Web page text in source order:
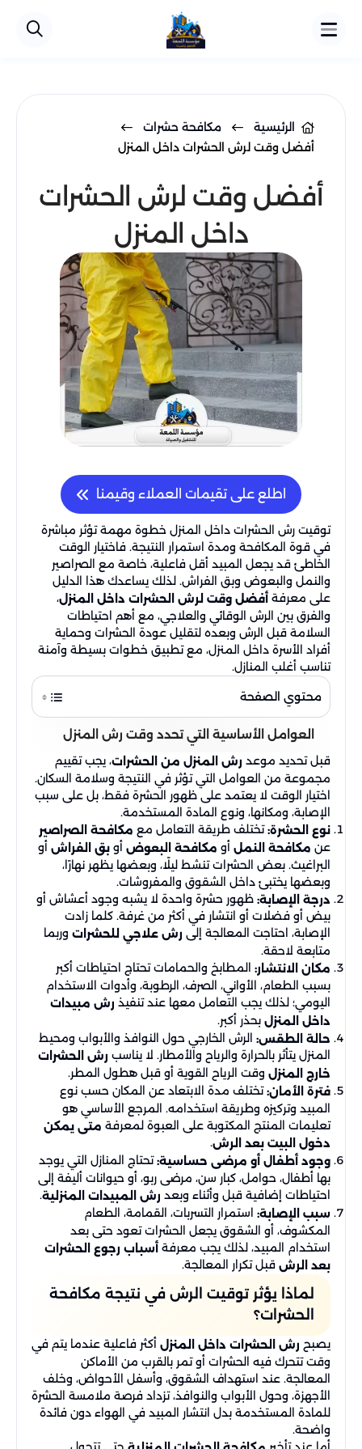
الرئيسية
مكافحة حشرات
أفضل وقت لرش الحشرات داخل المنزل
أفضل وقت لرش الحشرات
داخل المنزل
اطلع على تقيمات العملاء وقيمنا
توقيت رش الحشرات داخل المنزل خطوة مهمة تؤثر مباشرة
في قوة المكافحة ومدة استمرار النتيجة. فاختيار الوقت
الخاطئ قد يجعل المبيد أقل فاعلية، خاصة مع الصراصير
والنمل والبعوض وبق الفراش. لذلك يساعدك هذا الدليل
على معرفة أفضل وقت لرش الحشرات داخل المنزل،
والفرق بين الرش الوقائي والعلاجي، مع أهم احتياطات
السلامة قبل الرش وبعده لتقليل عودة الحشرات وحماية
أفراد الأسرة داخل المنزل، مع تطبيق خطوات بسيطة وآمنة
تناسب أغلب المنازل.
محتوي الصفحة
العوامل الأساسية التي تحدد وقت رش المنزل
قبل تحديد موعد رش المنزل من الحشرات، يجب تقييم
مجموعة من العوامل التي تؤثر في النتيجة وسلامة السكان.
اختيار الوقت لا يعتمد على ظهور الحشرة فقط، بل على سبب
الإصابة، ومكانها، ونوع المادة المستخدمة.
نوع الحشرة:تختلف طريقة التعامل مع مكافحة الصراصير
عن مكافحة النمل أو مكافحة البعوض أو بق الفراش أو
البراغيث. بعض الحشرات تنشط ليلًا، وبعضها يظهر نهارًا،
وبعضها يختبئ داخل الشقوق والمفروشات.
درجة الإصابة: ظهور حشرة واحدة لا يشبه وجود أعشاش أو
بيض أو فضلات أو انتشار في أكثر من غرفة. كلما زادت
الإصابة، احتاجت المعالجة إلى رش علاجي للحشرات وربما
متابعة لاحقة.
مكان الانتشار: المطابخ والحمامات تحتاج احتياطات أكبر
بسبب الطعام، الأواني، الصرف، الرطوبة، وأدوات الاستخدام
اليومي؛ لذلك يجب التعامل معها عند تنفيذ رش مبيدات
داخل المنزل بحذر أكبر.
حالة الطقس: الرش الخارجي حول النوافذ والأبواب ومحيط
المنزل يتأثر بالحرارة والرياح والأمطار. لا يناسب رش الحشرات
خارج المنزل وقت الرياح القوية أو قبل هطول المطر.
فترة الأمان:تختلف مدة الابتعاد عن المكان حسب نوع
المبيد وتركيزه وطريقة استخدامه. المرجع الأساسي هو
تعليمات المنتج المكتوبة على العبوة لمعرفة متى يمكن
دخول البيت بعد الرش.
وجود أطفال أو مرضى حساسية:تحتاج المنازل التي يوجد
بها أطفال، حوامل، كبار سن، مرضى ربو، أو حيوانات أليفة إلى
احتياطات إضافية قبل وأثناء وبعد رش المبيدات المنزلية.
سبب الإصابة: استمرار التسربات، القمامة، الطعام
المكشوف، أو الشقوق يجعل الحشرات تعود حتى بعد
استخدام المبيد، لذلك يجب معرفة أسباب رجوع الحشرات
بعد الرش قبل تكرار المعالجة.
لماذا يؤثر توقيت الرش في نتيجة مكافحة
الحشرات؟
يصبح رش الحشرات داخل المنزل أكثر فاعلية عندما يتم في
وقت تتحرك فيه الحشرات أو تمر بالقرب من الأماكن
المعالجة. عند استهداف الشقوق، وأسفل الأحواض، وخلف
الأجهزة، وحول الأبواب والنوافذ، تزداد فرصة ملامسة الحشرة
للمادة المستخدمة بدل انتشار المبيد في الهواء دون فائدة
واضحة.